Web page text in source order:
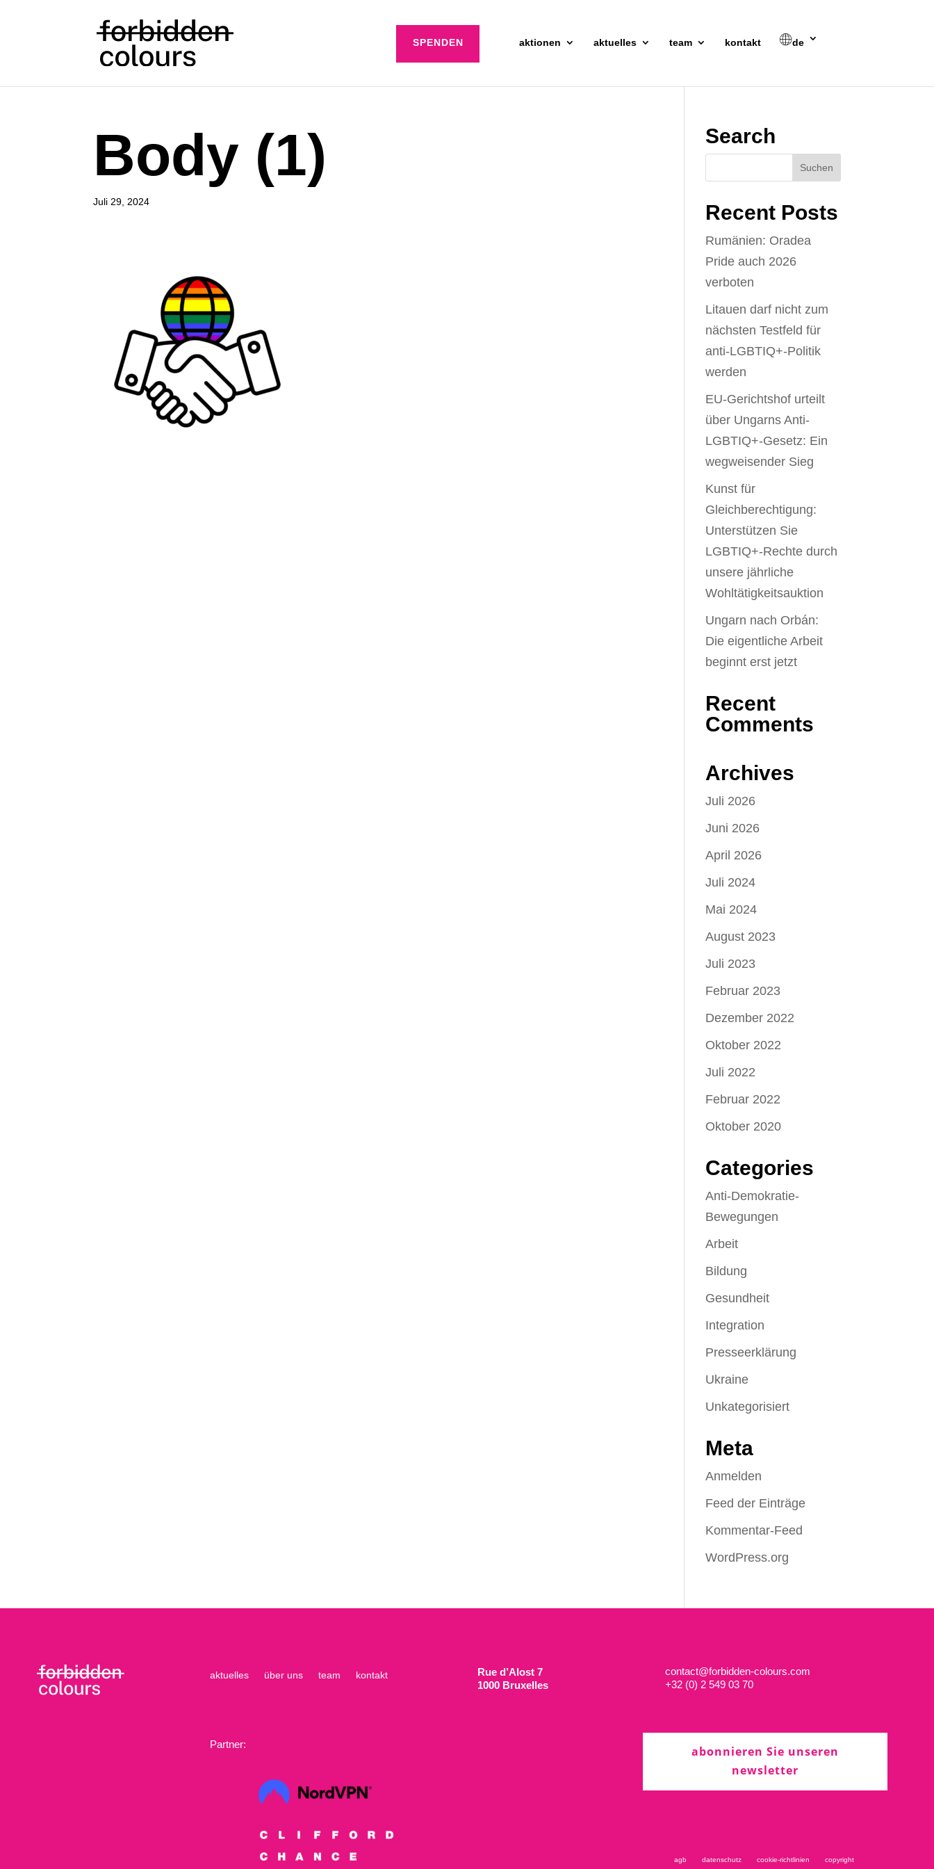
SPENDEN aktionen aktuelles team kontakt de
Body (1)
Juli 29, 2024
Search
Recent Posts
Rumänien: Oradea
Pride auch 2026
verboten
Litauen darf nicht zum
nächsten Testfeld für
anti-LGBTIQ+-Politik
werden
EU-Gerichtshof urteilt
über Ungarns Anti-
LGBTIQ+-Gesetz: Ein
wegweisender Sieg
Kunst für
Gleichberechtigung:
Unterstützen Sie
LGBTIQ+-Rechte durch
unsere jährliche
Wohltätigkeitsauktion
Ungarn nach Orbán:
Die eigentliche Arbeit
beginnt erst jetzt
Recent
Comments
Archives
Juli 2026
Juni 2026
April 2026
Juli 2024
Mai 2024
August 2023
Juli 2023
Februar 2023
Dezember 2022
Oktober 2022
Juli 2022
Februar 2022
Oktober 2020
Categories
Anti-Demokratie-
Bewegungen
Arbeit
Bildung
Gesundheit
Integration
Presseerklärung
Ukraine
Unkategorisiert
Meta
Anmelden
Feed der Einträge
Kommentar-Feed
WordPress.org
aktuelles über uns team kontakt
Partner:
Rue d’Alost 7
1000 Bruxelles
contact@forbidden-colours.com
+32 (0) 2 549 03 70
abonnieren Sie unseren
newsletter
agb datenschutz cookie-richtlinien copyright